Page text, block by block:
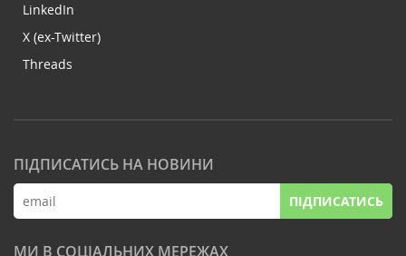
LinkedIn
X (ex-Twitter)
Threads
ПІДПИСАТИСЬ НА НОВИНИ
ПІДПИСАТИСЬ
МИ В СОЦІАЛЬНИХ МЕРЕЖАХ